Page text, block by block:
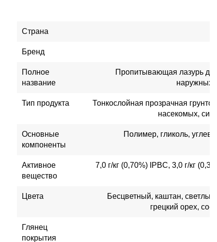
Страна
Бренд
Полное
название
Пропитывающая лазурь
наружных
Тип продукта
Тонкослойная прозрачная
насекомых,
Основные
компоненты
Полимер, гликоль,
Активное
вещество
7,0 г/кг (0,70%) IPBC, 3,0 г/кг
Цвета
Бесцветный, каштан,
грецкий орех,
Глянец
покрытия